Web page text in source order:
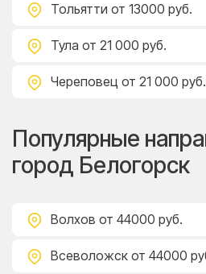
Тольятти от 13000 руб.
Тула от 21 000 руб.
Череповец от 21 000 руб.
Популярные
город Белогорск
Волхов от 44000 руб.
Всеволожск от 44000